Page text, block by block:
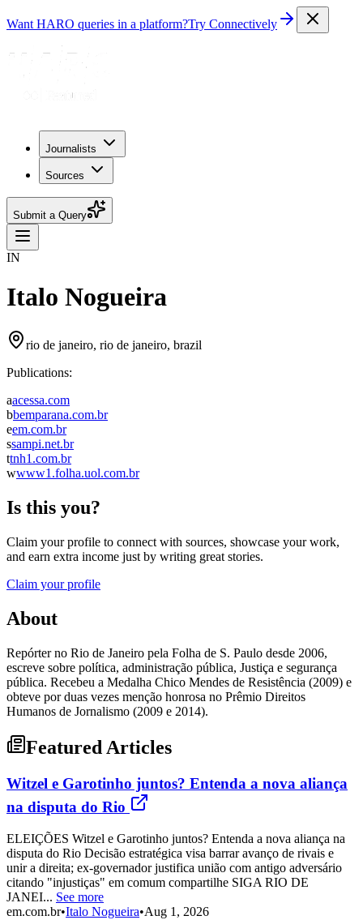
Want HARO queries in a platform?Try Connectively
Journalists
Sources
Submit a Query
IN
Italo Nogueira
rio de janeiro, rio de janeiro, brazil
Publications:
aacessa.com
bbemparana.com.br
eem.com.br
ssampi.net.br
ttnh1.com.br
wwww1.folha.uol.com.br
Is this you?
Claim your profile to connect with sources, showcase your work,
and earn extra income just by writing great stories.
Claim your profile
About
Repórter no Rio de Janeiro pela Folha de S. Paulo desde 2006,
escreve sobre política, administração pública, Justiça e segurança
pública. Recebeu a Medalha Chico Mendes de Resistência (2009) e
obteve por duas vezes menção honrosa no Prêmio Direitos
Humanos de Jornalismo (2009 e 2014).
Featured Articles
Witzel e Garotinho juntos? Entenda a nova aliança
na disputa do Rio
ELEIÇÕES Witzel e Garotinho juntos? Entenda a nova aliança na
disputa do Rio Decisão estratégica visa barrar avanço de rivais e
unir a direita; ex-governador justifica união com antigo adversário
citando "injustiças" em comum compartilhe SIGA RIO DE
JANEI... See more
em.com.br•Italo Nogueira•Aug 1, 2026